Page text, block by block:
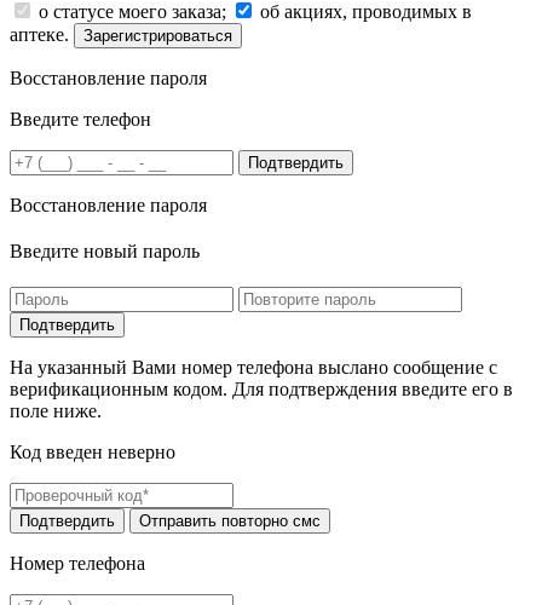
о статусе моего заказа;
об акциях, проводимых в
аптеке.
Зарегистрироваться
Восстановление пароля
Введите телефон
Подтвердить
Восстановление пароля
Введите новый пароль
На указанный Вами номер телефона выслано сообщение с
верификационным кодом. Для подтверждения введите его в
поле ниже.
Код введен неверно
Номер телефона